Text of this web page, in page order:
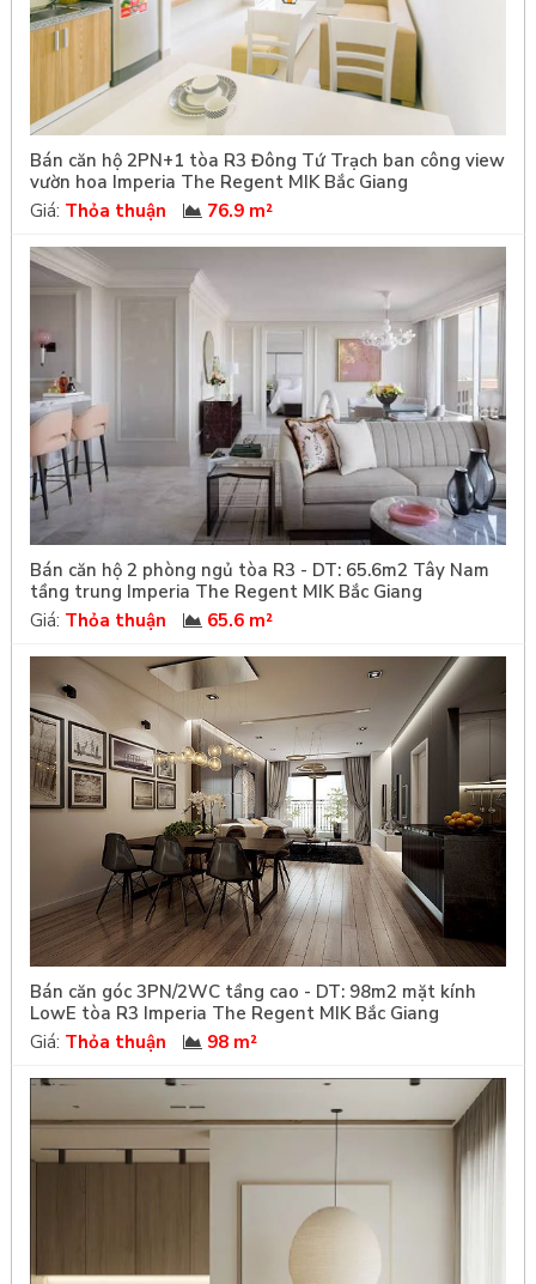
Bán căn hộ 2PN+1 tòa R3 Đông Tứ Trạch ban công view
vườn hoa Imperia The Regent MIK Bắc Giang
Giá: Thỏa thuận 76.9 m²
Bán căn hộ 2 phòng ngủ tòa R3 - DT: 65.6m2 Tây Nam
tầng trung Imperia The Regent MIK Bắc Giang
Giá: Thỏa thuận 65.6 m²
Bán căn góc 3PN/2WC tầng cao - DT: 98m2 mặt kính
LowE tòa R3 Imperia The Regent MIK Bắc Giang
Giá: Thỏa thuận 98 m²